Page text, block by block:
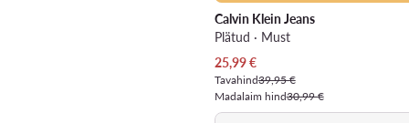
Calvin Klein Jeans
Plätud · Must
Praegune hind
25,99€
Tavahind39,95 €
Madalaim hind30,99 €